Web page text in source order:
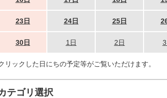
23日 24日 25日
30日 1日 2日
リックした日にちの予定等がご覧いただけます。
テゴリ選択